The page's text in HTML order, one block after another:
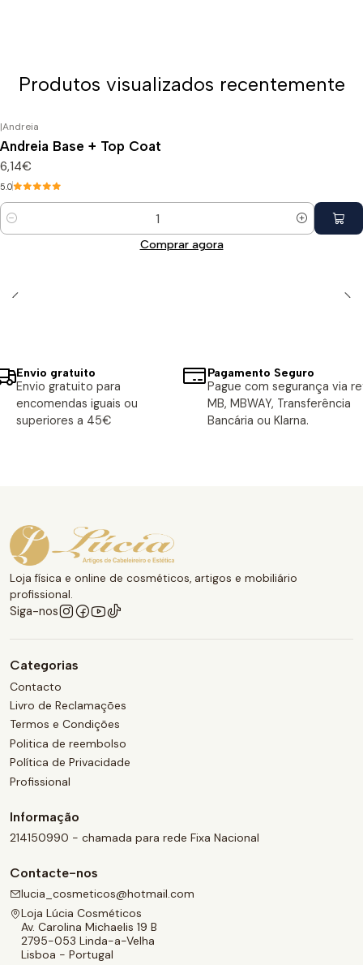
Produtos visualizados recentemente
|Andreia
Andreia Base + Top Coat
6,14€
5.0
Quantidade
Comprar agora
Envio gratuito
Envio gratuito para
encomendas iguais ou
superiores a 45€
Pagamento Seguro
Pague com segurança via
MB, MBWAY, Transferência
Bancária ou Klarna.
Loja física e online de cosméticos, artigos e mobiliário
profissional.
Siga-nos
Categorias
Contacto
Livro de Reclamações
Termos e Condições
Politica de reembolso
Política de Privacidade
Profissional
Informação
214150990 - chamada para rede Fixa Nacional
Contacte-nos
lucia_cosmeticos@hotmail.com
Loja Lúcia Cosméticos
Av. Carolina Michaelis 19 B
2795-053 Linda-a-Velha
Lisboa - Portugal